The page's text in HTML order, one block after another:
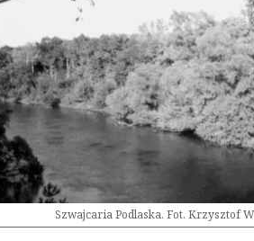
Szwajcaria Podlaska. Fot. Krzysztof